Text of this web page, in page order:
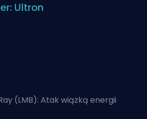
Ultron
(LMB): Atak wiązką energii